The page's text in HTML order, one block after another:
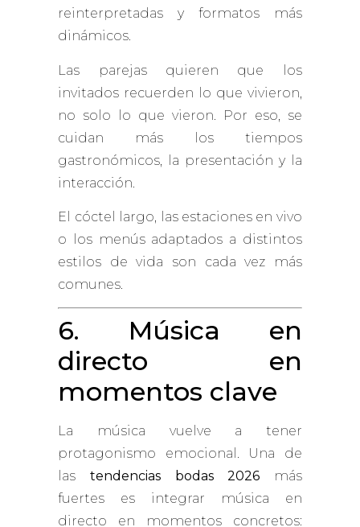
reinterpretadas y formatos más
dinámicos.
Las parejas quieren que los
invitados recuerden lo que vivieron,
no solo lo que vieron. Por eso, se
cuidan más los tiempos
gastronómicos, la presentación y la
interacción.
El cóctel largo, las estaciones en vivo
o los menús adaptados a distintos
estilos de vida son cada vez más
comunes.
6. Música en
directo en
momentos clave
La música vuelve a tener
protagonismo emocional. Una de
las tendencias bodas 2026 más
fuertes es integrar música en
directo en momentos concretos: